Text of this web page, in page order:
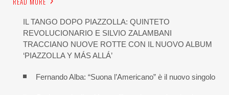
IL TANGO DOPO PIAZZOLLA: QUINTETO
REVOLUCIONARIO E SILVIO ZALAMBANI
TRACCIANO NUOVE ROTTE CON IL NUOVO ALBUM
‘PIAZZOLLA Y MÁS ALLÁ’
Fernando Alba: “Suona l’Americano” è il nuovo singolo